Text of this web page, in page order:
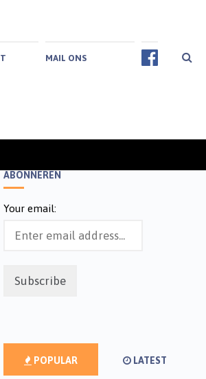
MAIL ONS
ABONNEREN
Your email:
POPULAR LATEST